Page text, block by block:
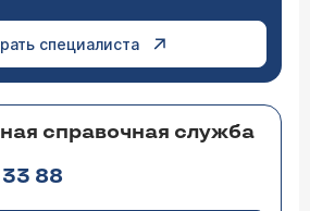
специалиста
справочная служба
88